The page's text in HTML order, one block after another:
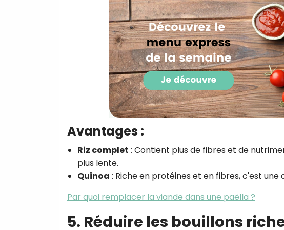
Avantages :
Riz complet : Contient plus de fibres et de
plus lente.
Quinoa : Riche en protéines et en fibres, c'est
Par quoi remplacer la viande dans une paëlla ?
5. Réduire les bouillons